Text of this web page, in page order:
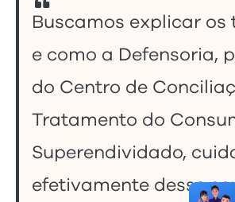
Buscamos explicar os
e como a Defensoria,
do Centro de
Tratamento do
Superendividado,
efetivamente desse